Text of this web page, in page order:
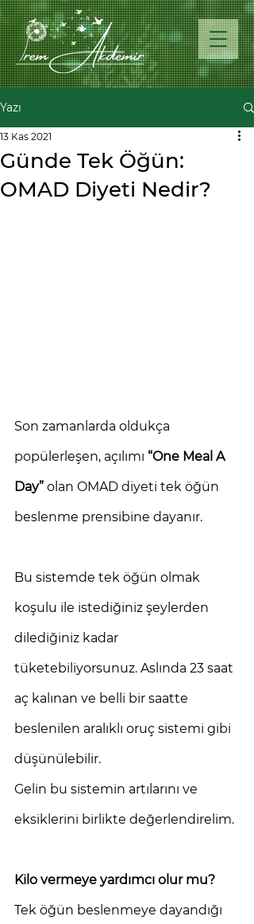
Yazı
Günde Tek Öğün:
OMAD Diyeti Nedir?
13 Kas 2021
Son zamanlarda oldukça
popülerleşen, açılımı “One Meal A
Day” olan OMAD diyeti tek öğün
beslenme prensibine dayanır.
Bu sistemde tek öğün olmak
koşulu ile istediğiniz şeylerden
dilediğiniz kadar
tüketebiliyorsunuz. Aslında 23 saat
aç kalınan ve belli bir saatte
beslenilen aralıklı oruç sistemi gibi
düşünülebilir.
Gelin bu sistemin artılarını ve
eksiklerini birlikte değerlendirelim.
Kilo vermeye yardımcı olur mu?
Tek öğün beslenmeye dayandığı